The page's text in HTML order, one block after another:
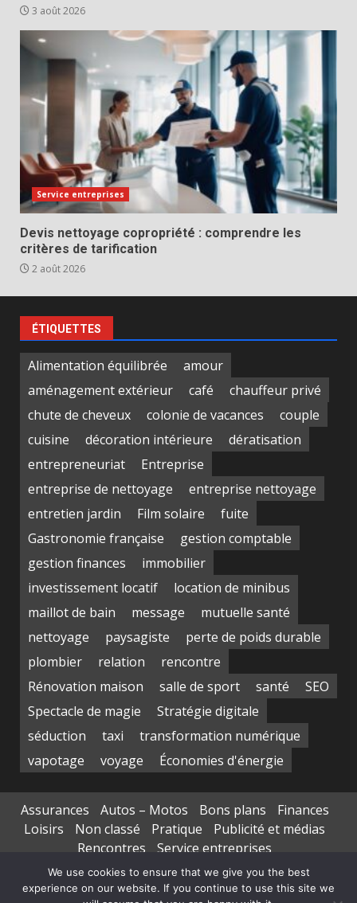
3 août 2026
Service entreprises
Devis nettoyage copropriété : comprendre les
critères de tarification
2 août 2026
ÉTIQUETTES
Alimentation équilibrée
amour
aménagement extérieur
café
chauffeur privé
chute de cheveux
colonie de vacances
couple
cuisine
décoration intérieure
dératisation
entrepreneuriat
Entreprise
entreprise de nettoyage
entreprise nettoyage
entretien jardin
Film solaire
fuite
Gastronomie française
gestion comptable
gestion finances
immobilier
investissement locatif
location de minibus
maillot de bain
message
mutuelle santé
nettoyage
paysagiste
perte de poids durable
plombier
relation
rencontre
Rénovation maison
salle de sport santé
SEO
Spectacle de magie
Stratégie digitale
séduction
taxi
transformation numérique
vapotage
voyage Économies d'énergie
Assurances Autos – Motos Bons plans
Finances
Loisirs
Non classé Pratique
Publicité et médias
Rencontres
Service entreprises
Transports de personnes
We use cookies to ensure that we give you the best
experience on our website. If you continue to use this site we